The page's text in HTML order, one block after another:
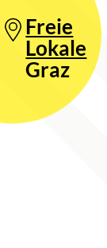
Freie
Lokale
Graz